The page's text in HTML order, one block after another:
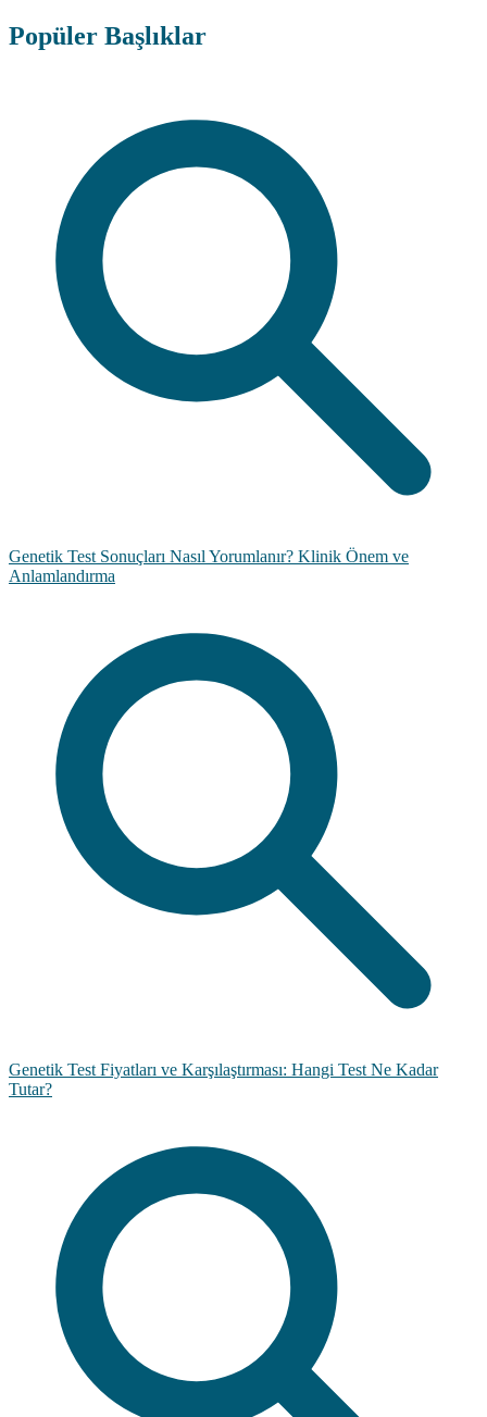
Popüler Başlıklar
Genetik Test Sonuçları Nasıl Yorumlanır? Klinik Önem ve
Anlamlandırma
Genetik Test Fiyatları ve Karşılaştırması: Hangi Test Ne Kadar
Tutar?